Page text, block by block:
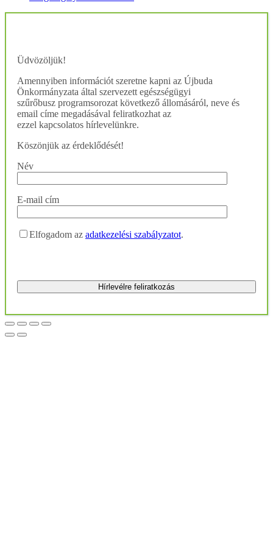
Üdvözöljük!
Amennyiben információt szeretne kapni az Újbuda
Önkormányzata által szervezett egészségügyi
szűrőbusz programsorozat következő állomásáról, neve és
email címe megadásával feliratkozhat az
ezzel kapcsolatos hírlevelünkre.
Köszönjük az érdeklődését!
Név
E-mail cím
Elfogadom az adatkezelési szabályzatot.